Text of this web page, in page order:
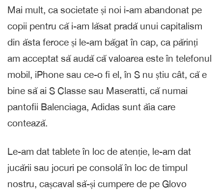
Mai mult, ca societate și noi i-am abandonat pe
copii pentru că i-am lăsat pradă unui capitalism
din ăsta feroce și le-am băgat în cap, ca părinți
am acceptat să audă că valoarea este în telefonul
mobil, iPhone sau ce-o fi el, în S nu știu cât, că e
bine să ai S Classe sau Maseratti, că numai
pantofii Balenciaga, Adidas sunt ăia care
contează.
Le-am dat tablete în loc de atenție, le-am dat
jucării sau jocuri pe consolă în loc de timpul
nostru, cașcaval să-și cumpere de pe Glovo